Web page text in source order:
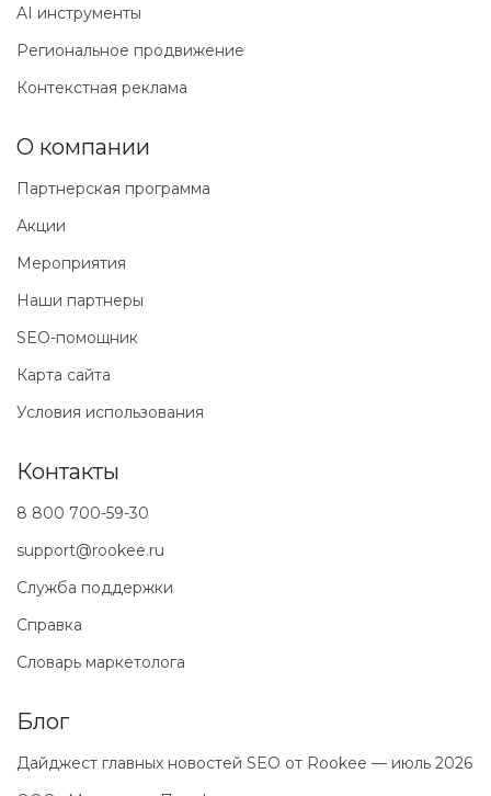
Блог
Дайджест главных новостей SEO от Rookee — июль 2026
AI инструменты
Региональное продвижение
Контекстная реклама
О компании
Партнерская программа
Акции
Мероприятия
Наши партнеры
SEO-помощник
Карта сайта
Условия использования
Контакты
8 800 700-59-30
support@rookee.ru
Служба поддержки
Справка
Словарь маркетолога